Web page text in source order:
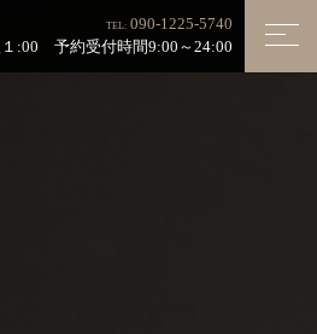
TEL: 090-1225-5740
:00 予約受付時間9:00～24:00